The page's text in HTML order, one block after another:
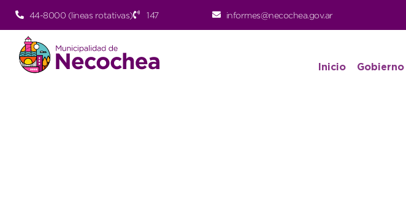
44-8000 (lineas rotativas) 147 informes@necochea.gov.ar
Inicio